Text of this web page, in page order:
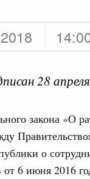
28
закона «О
о
6 июня 2016